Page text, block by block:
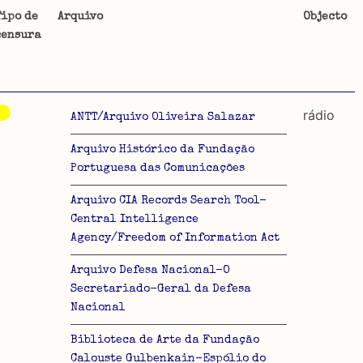
uma
de
Arquivo Objecto
ANTT/Arquivo Oliveira Salazar
Arquivo Histórico da Fundação
Portuguesa das Comunicações
Arquivo CIA Records Search Tool-
Central Intelligence
Agency/Freedom of Information Act
Arquivo Defesa Nacional-O
Secretariado-Geral da Defesa
Nacional
Biblioteca de Arte da Fundação
Calouste Gulbenkain-Espólio do
rádio